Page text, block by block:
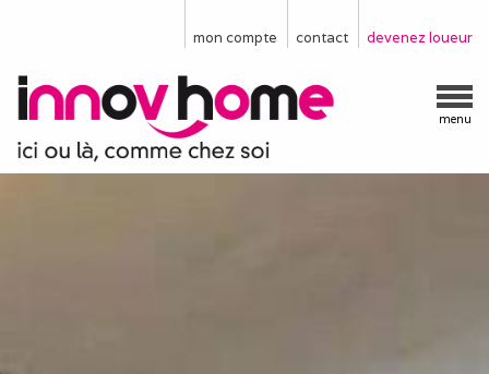
devenez loueur
contact
mon compte
menu